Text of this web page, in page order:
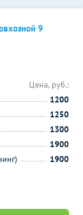
9
Цена, руб.:
1200
1250
1300
1900
1900